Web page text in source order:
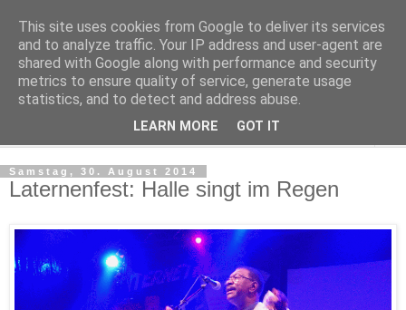
Kludge
Private Notizen aus Halle an der Saale
Samstag, 30. August 2014
Laternenfest: Halle singt im Regen
This site uses cookies from Google to deliver its services
and to analyze traffic. Your IP address and user-agent are
shared with Google along with performance and security
metrics to ensure quality of service, generate usage
statistics, and to detect and address abuse.
LEARN MORE GOT IT